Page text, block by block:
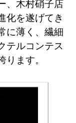
、木村硝子店
化を遂げてき
に薄く、繊細
テルコンテス
ます。